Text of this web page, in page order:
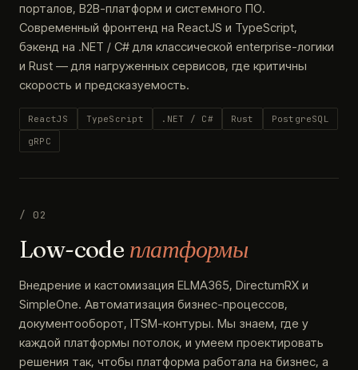
порталов, B2B-платформ и системного ПО.
Современный фронтенд на ReactJS и TypeScript,
бэкенд на .NET / C# для классической enterprise-логики
и Rust — для нагруженных сервисов, где критичны
скорость и предсказуемость.
ReactJS TypeScript .NET / C# Rust
PostgreSQL
gRPC
/ 02
Low-code платформы
Внедрение и кастомизация ELMA365, DirectumRX и
SimpleOne. Автоматизация бизнес-процессов,
документооборот, ITSM-контуры. Мы знаем, где у
каждой платформы потолок, и умеем проектировать
решения так, чтобы платформа работала на бизнес, а